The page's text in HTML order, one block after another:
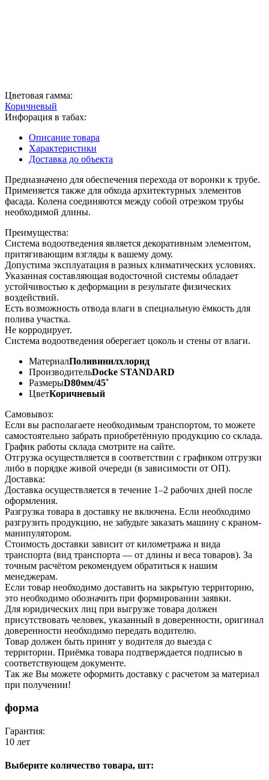
Цветовая гамма:
Коричневый
Инфорация в табах:
Описание товара
Характеристики
Доставка до объекта
Предназначено для обеспечения перехода от воронки к трубе.
Применяется также для обхода архитектурных элементов
фасада. Колена соединяются между собой отрезком трубы
необходимой длины.
Преимущества:
Система водоотведения является декоративным элементом,
притягивающим взгляды к вашему дому.
Допустима эксплуатация в разных климатических условиях.
Указанная составляющая водосточной системы обладает
устойчивостью к деформации в результате физических
воздействий.
Есть возможность отвода влаги в специальную ёмкость для
полива участка.
Не корродирует.
Система водоотведения оберегает цоколь и стены от влаги.
МатериалПоливинилхлорид
ПроизводительDоcke STANDARD
РазмерыD80мм/45˚
ЦветКоричневый
Самовывоз:
Если вы располагаете необходимым транспортом, то можете
самостоятельно забрать приобретённую продукцию со склада.
График работы склада смотрите на сайте.
Отгрузка осуществляется в соответствии с графиком отгрузки
либо в порядке живой очереди (в зависимости от ОП).
Доставка:
Доставка осуществляется в течение 1–2 рабочих дней после
оформления.
Разгрузка товара в доставку не включена. Если необходимо
разгрузить продукцию, не забудьте заказать машину с краном-
манипулятором.
Стоимость доставки зависит от километража и вида
транспорта (вид транспорта — от длины и веса товаров). За
точным расчётом рекомендуем обратиться к нашим
менеджерам.
Если товар необходимо доставить на закрытую территорию,
это необходимо обозначить при формировании заявки.
Для юридических лиц при выгрузке товара должен
присутствовать человек, указанный в доверенности, оригинал
доверенности необходимо передать водителю.
Товар должен быть принят у водителя до выезда с
территории. Приёмка товара подтверждается подписью в
соответствующем документе.
Так же Вы можете оформить доставку с расчетом за материал
при получении!
форма
Гарантия:
10 лет
Выберите количество товара, шт: